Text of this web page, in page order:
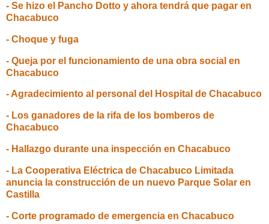
- Se hizo el Pancho Dotto y ahora tendrá que pagar en
Chacabuco
- Choque y fuga
- Queja por el funcionamiento de una obra social en
Chacabuco
- Agradecimiento al personal del Hospital de Chacabuco
- Los ganadores de la rifa de los bomberos de
Chacabuco
- Hallazgo durante una inspección en Chacabuco
- La Cooperativa Eléctrica de Chacabuco Limitada
anuncia la construcción de un nuevo Parque Solar en
Castilla
- Corte programado de emergencia en Chacabuco